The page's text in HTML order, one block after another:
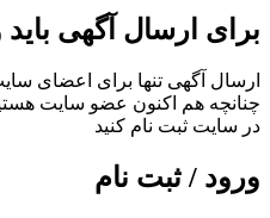
برای ارسال آگهی
ارسال آگهی تنها برای اعضای
چنانچه هم‌ اکنون عضو سایت
در سایت ثبت نام کنید
ورود / ثبت نام